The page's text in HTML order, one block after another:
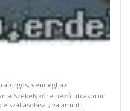
vendégház
a Székelykőre néző utcasoron
valamint